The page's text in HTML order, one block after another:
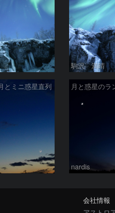
駒沢 満晴
とミニ惑星直列
nardis
会社情報